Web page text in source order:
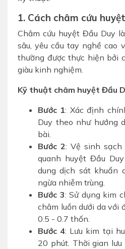
1. Cách châm cứu
Châm cứu huyệt Đầu Duy
sâu, yêu cầu tay nghề cao
thường được thực hiện bởi
giàu kinh nghiệm.
Kỹ thuật châm huyệt Đầu
Bước 1: Xác định
Duy theo như hướng
bài.
Bước 2: Vệ sinh sạch
quanh huyệt Đầu
dung dịch sát khuẩn
ngừa nhiễm trùng.
Bước 3: Sử dụng kim
châm luồn dưới da với
0.5 - 0.7 thốn.
Bước 4: Lưu kim tại
20 phút. Thời gian